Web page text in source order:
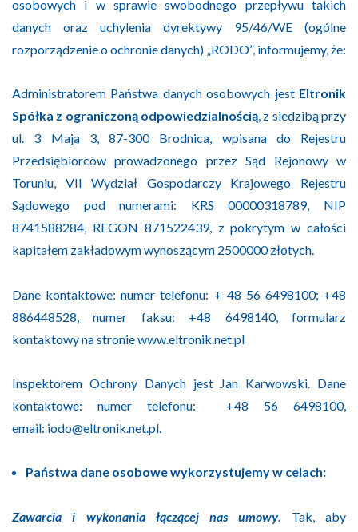
osobowych i w sprawie swobodnego przepływu takich
danych oraz uchylenia dyrektywy 95/46/WE (ogólne
rozporządzenie o ochronie danych) „RODO”, informujemy, że:
Administratorem Państwa danych osobowych jest Eltronik
Spółka z ograniczoną odpowiedzialnością, z siedzibą przy
ul. 3 Maja 3, 87-300 Brodnica, wpisana do Rejestru
Przedsiębiorców prowadzonego przez Sąd Rejonowy w
Toruniu, VII Wydział Gospodarczy Krajowego Rejestru
Sądowego pod numerami: KRS 00000318789, NIP
8741588284, REGON 871522439, z pokrytym w całości
kapitałem zakładowym wynoszącym 2500000 złotych.
Dane kontaktowe: numer telefonu: + 48 56 6498100; +48
886448528 , numer faksu: +48 6498140, formularz
kontaktowy na stroniewww.eltronik.net.pl
Inspektorem Ochrony Danych jest Jan Karwowski. Dane
kontaktowe: numer telefonu: +48 56 6498100,
email: iodo@eltronik.net.pl.
Państwa dane osobowe wykorzystujemy w celach:
Zawarcia i wykonania łączącej nas umowy. Tak, aby